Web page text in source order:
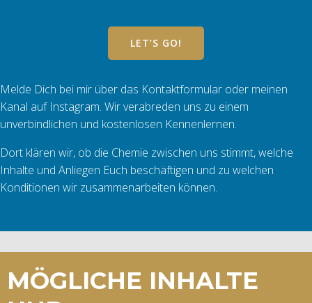
LET’S GO!
Melde Dich bei mir über das Kontaktformular oder meinen
Kanal auf Instagram. Wir verabreden uns zu einem
unverbindlichen und kostenlosen Kennenlernen.
Dort klären wir, ob die Chemie zwischen uns stimmt, welche
Inhalte und Anliegen Euch beschäftigen und zu welchen
Konditionen wir zusammenarbeiten können.
MÖGLICHE INHALTE